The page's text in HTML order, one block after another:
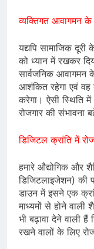
व्यक्तिगत आवागमन के
यद्यपि सामाजिक
को ध्यान में रखकर
सार्वजनिक आवागमन
आशंकित रहेगा एवं वह
करेगा। ऐसी स्थिति में
रोजगार की संभावना
डिजिटल क्रांति में
हमारे औद्योगिक और
डिजिटलाइजेशन) की
डाउन में इसने एक
माध्यमों से होने वाली
भी बढ़ावा देने वाली
रखने वालों के लिए